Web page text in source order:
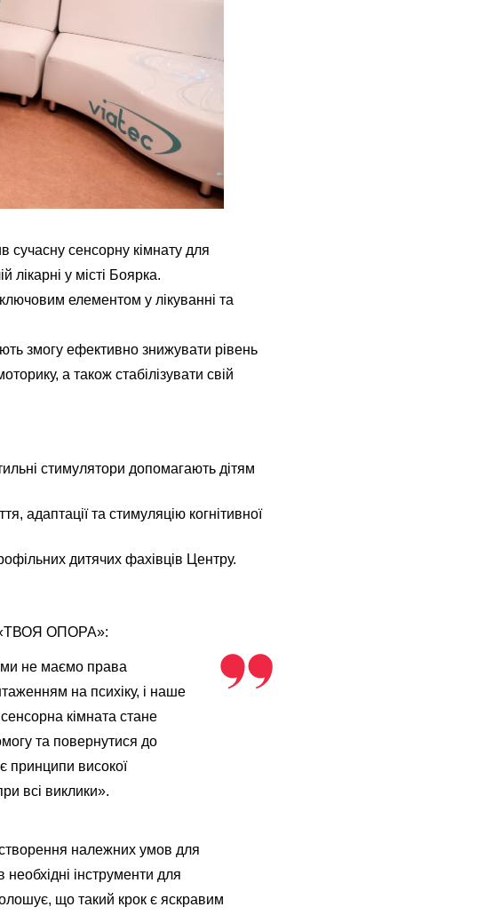
сенсорну кімнату для
лікарні у місті Боярка.
елементом у лікуванні та
змогу ефективно знижувати рівень
а також стабілізувати свій
стимулятори допомагають дітям
адаптації та стимуляцію когнітивної
дитячих фахівців Центру.
«ТВОЯ ОПОРА»:
ми не маємо права
на психіку, і наше
кімната стане
та повернутися до
принципи високої
всі виклики».
належних умов для
необхідні інструменти для
що такий крок є яскравим